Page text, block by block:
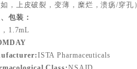
，上皮破裂，变薄，糜烂，溃疡/穿孔
包装：
1.7mL
ISTA Pharmaceuticals